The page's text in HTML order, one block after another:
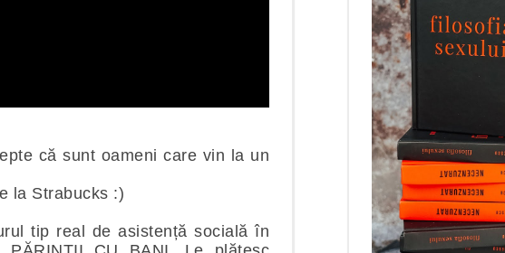
că sunt oameni care vin la un
la Strabucks :)
tip real de asistență socială în